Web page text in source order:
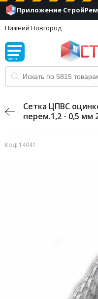
Приложение
Нижний Новгород
Сетка ЦПВС
перем.1,2 - 0,5 мм
Код: 14041